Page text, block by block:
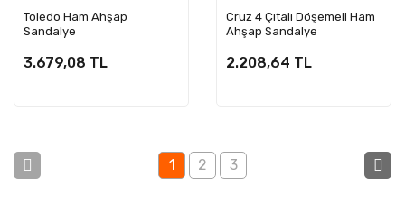
Toledo Ham Ahşap
Sandalye
3.679,08 TL
Cruz 4 Çıtalı Döşemeli Ham
Ahşap Sandalye
2.208,64 TL
1 2 3